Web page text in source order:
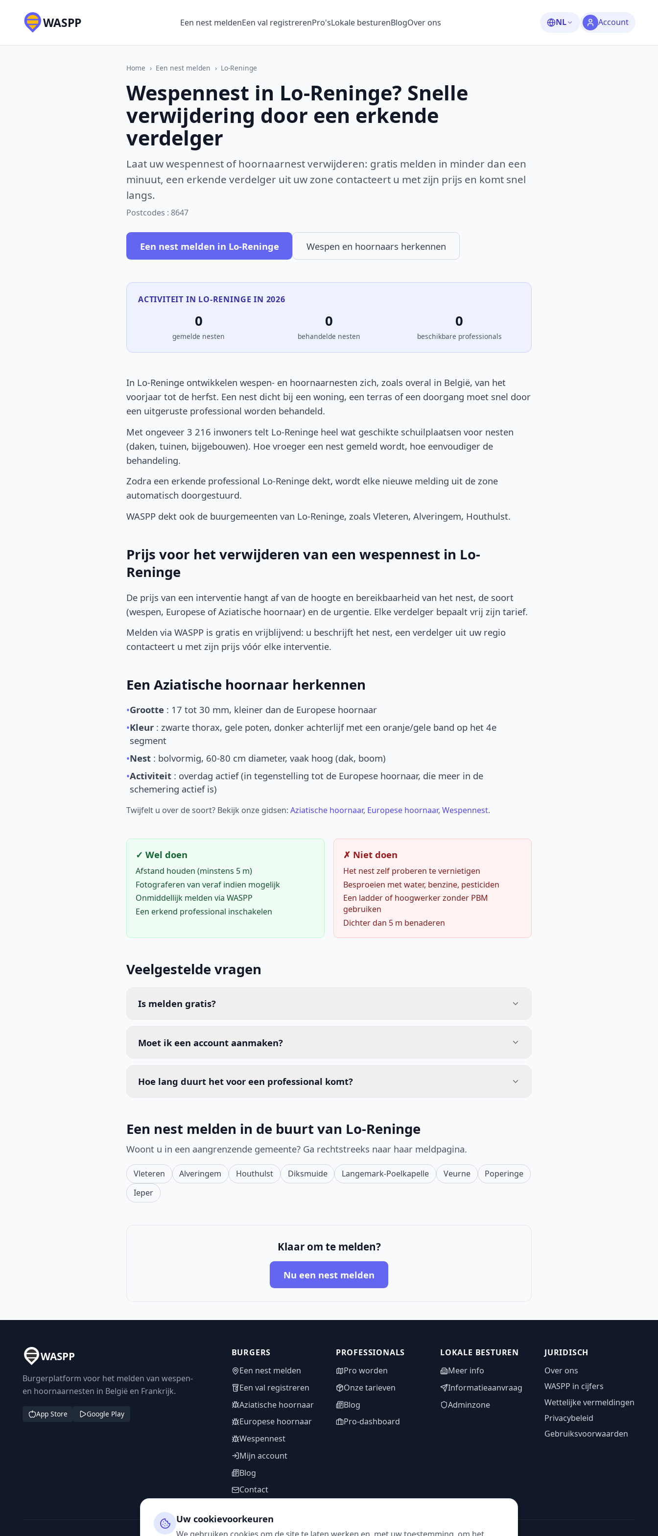
WASPP Een nest meldenEen val registrerenPro'sLokale besturenBlogOver ons NL Account
Home › Een nest melden › Lo-Reninge
Wespennest in Lo-Reninge? Snelle
verwijdering door een erkende
verdelger
Laat uw wespennest of hoornaarnest verwijderen: gratis melden in minder dan een
minuut, een erkende verdelger uit uw zone contacteert u met zijn prijs en komt snel
langs.
Postcodes : 8647
Een nest melden in Lo-Reninge Wespen en hoornaars herkennen
ACTIVITEIT IN LO-RENINGE IN 2026
0
gemelde nesten
0
behandelde nesten
0
beschikbare professionals
In Lo-Reninge ontwikkelen wespen- en hoornaarnesten zich, zoals overal in België, van het
voorjaar tot de herfst. Een nest dicht bij een woning, een terras of een doorgang moet snel door
een uitgeruste professional worden behandeld.
Met ongeveer 3 216 inwoners telt Lo-Reninge heel wat geschikte schuilplaatsen voor nesten
(daken, tuinen, bijgebouwen). Hoe vroeger een nest gemeld wordt, hoe eenvoudiger de
behandeling.
Zodra een erkende professional Lo-Reninge dekt, wordt elke nieuwe melding uit de zone
automatisch doorgestuurd.
WASPP dekt ook de buurgemeenten van Lo-Reninge, zoals Vleteren, Alveringem, Houthulst.
Prijs voor het verwijderen van een wespennest in Lo-
Reninge
De prijs van een interventie hangt af van de hoogte en bereikbaarheid van het nest, de soort
(wespen, Europese of Aziatische hoornaar) en de urgentie. Elke verdelger bepaalt vrij zijn tarief.
Melden via WASPP is gratis en vrijblijvend: u beschrijft het nest, een verdelger uit uw regio
contacteert u met zijn prijs vóór elke interventie.
Een Aziatische hoornaar herkennen
•Grootte : 17 tot 30 mm, kleiner dan de Europese hoornaar
•Kleur : zwarte thorax, gele poten, donker achterlijf met een oranje/gele band op het 4e
segment
•Nest : bolvormig, 60-80 cm diameter, vaak hoog (dak, boom)
•Activiteit : overdag actief (in tegenstelling tot de Europese hoornaar, die meer in de
schemering actief is)
Twijfelt u over de soort? Bekijk onze gidsen: Aziatische hoornaar, Europese hoornaar, Wespennest.
✓ Wel doen
Afstand houden (minstens 5 m)
Fotograferen van veraf indien mogelijk
Onmiddellijk melden via WASPP
Een erkend professional inschakelen
✗ Niet doen
Het nest zelf proberen te vernietigen
Besproeien met water, benzine, pesticiden
Een ladder of hoogwerker zonder PBM
gebruiken
Dichter dan 5 m benaderen
Veelgestelde vragen
Is melden gratis?
Moet ik een account aanmaken?
Hoe lang duurt het voor een professional komt?
Een nest melden in de buurt van Lo-Reninge
Woont u in een aangrenzende gemeente? Ga rechtstreeks naar haar meldpagina.
Vleteren Alveringem Houthulst Diksmuide Langemark-Poelkapelle Veurne
Poperinge
Ieper
Klaar om te melden?
Nu een nest melden
WASPP
Burgerplatform voor het melden van wespen-
en hoornaarnesten in België en Frankrijk.
App Store Google Play
BURGERS
Een nest melden
Een val registreren
Aziatische hoornaar
Europese hoornaar
Wespennest
Mijn account
Blog
Contact
PROFESSIONALS
Pro worden
Onze tarieven
Blog
Pro-dashboard
LOKALE BESTUREN
Meer info
Informatieaanvraag
Adminzone
JURIDISCH
Over ons
WASPP in cijfers
Wettelijke vermeldingen
Privacybeleid
Gebruiksvoorwaarden
Uw cookievoorkeuren